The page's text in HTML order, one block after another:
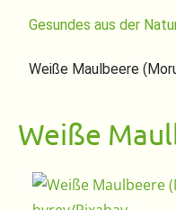
Gesundes aus der
Weiße Maulbeere
Weiße